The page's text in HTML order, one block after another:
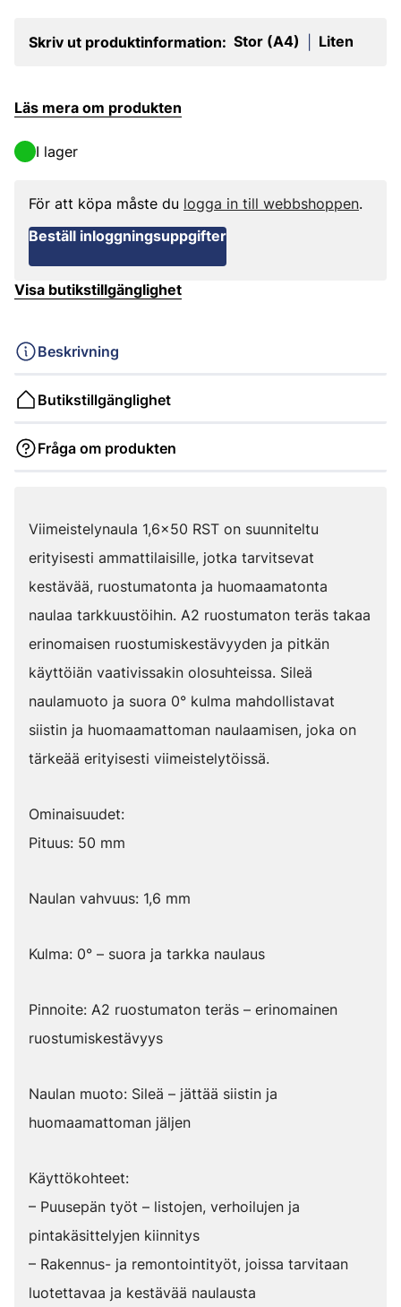
Skriv ut produktinformation: Stor (A4) Liten
Läs mera om produkten
I lager
För att köpa måste du logga in till webbshoppen.
Beställ inloggningsuppgifter
Visa butikstillgänglighet
Beskrivning
Butikstillgänglighet
Fråga om produkten
Viimeistelynaula 1,6x50 RST on suunniteltu
erityisesti ammattilaisille, jotka tarvitsevat
kestävää, ruostumatonta ja huomaamatonta
naulaa tarkkuustöihin. A2 ruostumaton teräs takaa
erinomaisen ruostumiskestävyyden ja pitkän
käyttöiän vaativissakin olosuhteissa. Sileä
naulamuoto ja suora 0° kulma mahdollistavat
siistin ja huomaamattoman naulaamisen, joka on
tärkeää erityisesti viimeistelytöissä.
Ominaisuudet:
Pituus: 50 mm
Naulan vahvuus: 1,6 mm
Kulma: 0° – suora ja tarkka naulaus
Pinnoite: A2 ruostumaton teräs – erinomainen
ruostumiskestävyys
Naulan muoto: Sileä – jättää siistin ja
huomaamattoman jäljen
Käyttökohteet:
– Puusepän työt – listojen, verhoilujen ja
pintakäsittelyjen kiinnitys
– Rakennus- ja remontointityöt, joissa tarvitaan
luotettavaa ja kestävää naulausta